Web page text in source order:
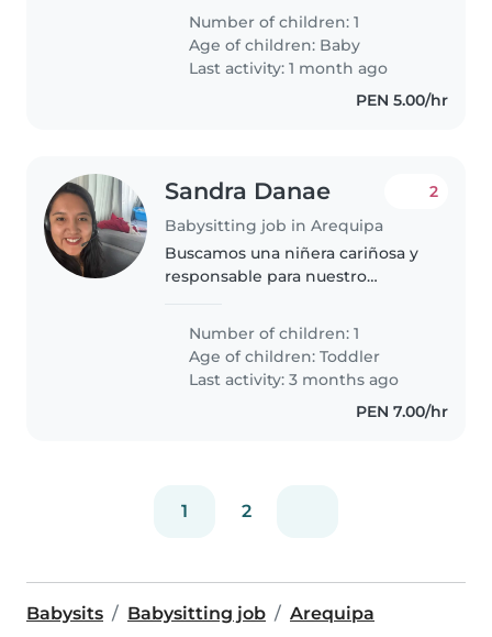
Buscamos a alguien que se
sienta cómodo/a cuidando de
nuestra mascota, cocinando
algunas comidas,..
Number of children: 1
Age of children: Baby
Last activity: 1 month ago
PEN 5.00/hr
Sandra Danae
Babysitting job in Arequipa
2
Buscamos una niñera cariñosa y
responsable para nuestro
curioso, amigable y cariñoso. Nos
encantaría alguien que esté
cómoda con tareas del hogar.
¡Espero..
Number of children: 1
Age of children:Toddler
Last activity: 3 months ago
PEN 7.00/hr
1 2
Babysits Babysitting job Arequipa